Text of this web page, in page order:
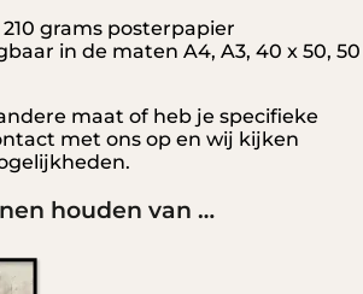
grams posterpapier
in de maten A4, A3, 40 x 50, 50
maat of heb je specifieke
met ons op en wij kijken
houden van …